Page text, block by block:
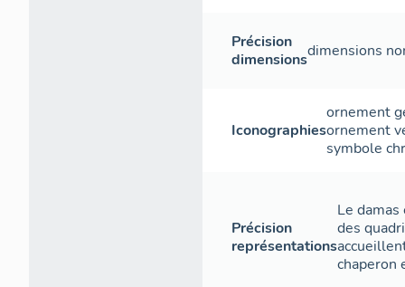
Précision
dimensionsdimensions
Iconographies
ornement
ornement
symbole
Précision
représentations
Le
des
chaperon